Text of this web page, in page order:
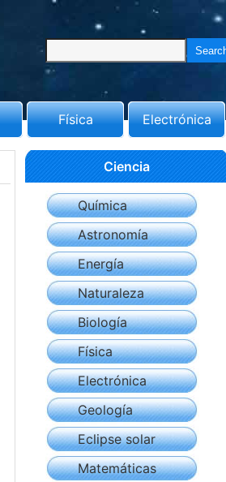
Física Electrónica
Ciencia
Química
Astronomía
Energía
Naturaleza
Biología
Física
Electrónica
Geología
Eclipse solar
Matemáticas